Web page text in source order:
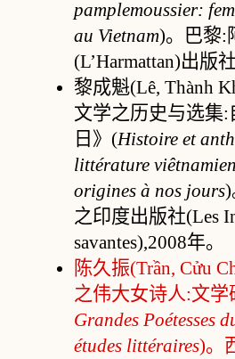
pamplemoussier:
au Vietnam)。巴黎:
(L’Harmattan)出版
黎成魁(Lê, Thành
文学之历史与选集:
日》(Histoire et
littérature
origines à nos jours)
之印度出版社(Les
savantes),2008年。
陈久振(Trần, Cửu
之伟大女诗人:文学
Grandes Poétesses
études littéraires)。